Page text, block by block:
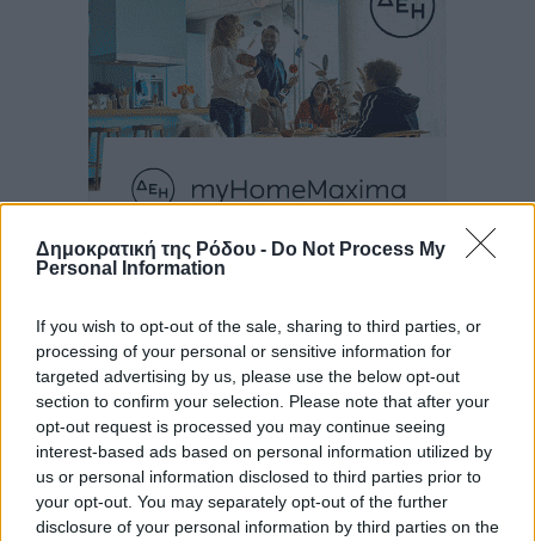
Δημοκρατική της Ρόδου - Do Not Process My
Personal Information
If you wish to opt-out of the sale, sharing to third parties, or
processing of your personal or sensitive information for
targeted advertising by us, please use the below opt-out
section to confirm your selection. Please note that after your
opt-out request is processed you may continue seeing
interest-based ads based on personal information utilized by
us or personal information disclosed to third parties prior to
your opt-out. You may separately opt-out of the further
disclosure of your personal information by third parties on the
Ροή ειδήσεων
Η Meridiam ξεκλειδώνει τις έρευνες βυθού στη
θαλάσσια περιοχή Κάσου και Καρπάθου
Τοπικές Ειδήσεις• πριν 4 ώρες
Παρουσίαση βιβλίου του Α. Χατζημιχαήλ – Τιμητική
εκδήλωση για τους αυτοδιοικητικούς της Κω
Πολιτιστικά• πριν 6 ώρες